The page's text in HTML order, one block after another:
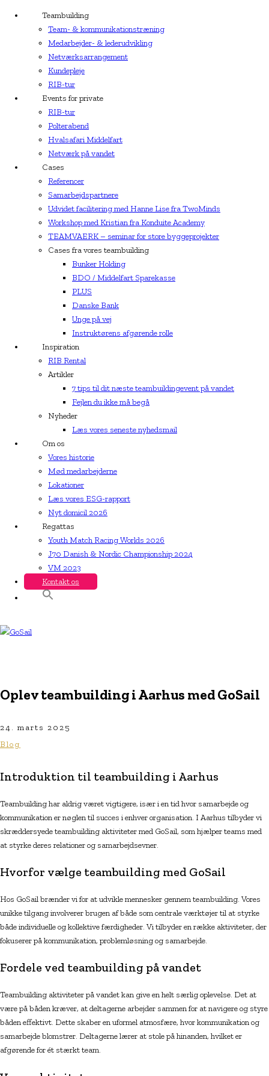
Teambuilding
Team- & kommunikationstræning
Medarbejder- & lederudvikling
Netværksarrangement
Kundepleje
RIB-tur
Events for private
RIB-tur
Polterabend
Hvalsafari Middelfart
Netværk på vandet
Cases
Referencer
Samarbejdspartnere
Udvidet facilitering med Hanne Lise fra TwoMinds
Workshop med Kristian fra Konduite Academy
TEAMVAERK – seminar for store byggeprojekter
Cases fra vores teambuilding
Bunker Holding
BDO / Middelfart Sparekasse
PLUS
Danske Bank
Unge på vej
Instruktørens afgørende rolle
Inspiration
RIB Rental
Artikler
7 tips til dit næste teambuildingevent på vandet
Fejlen du ikke må begå
Nyheder
Læs vores seneste nyhedsmail
Om os
Vores historie
Mød medarbejderne
Lokationer
Læs vores ESG-rapport
Nyt domicil 2026
Regattas
Youth Match Racing Worlds 2026
J70 Danish & Nordic Championship 2024
VM 2023
Kontakt os
Oplev teambuilding i Aarhus med GoSail
24. marts 2025
Blog
Introduktion til teambuilding i Aarhus
Teambuilding har aldrig været vigtigere, især i en tid hvor samarbejde og
kommunikation er nøglen til succes i enhver organisation. I Aarhus tilbyder vi
skræddersyede teambuilding aktiviteter med GoSail, som hjælper teams med
at styrke deres relationer og samarbejdsevner.
Hvorfor vælge teambuilding med GoSail
Hos GoSail brænder vi for at udvikle mennesker gennem teambuilding. Vores
unikke tilgang involverer brugen af både som centrale værktøjer til at styrke
både individuelle og kollektive færdigheder. Vi tilbyder en række aktiviteter, der
fokuserer på kommunikation, problemløsning og samarbejde.
Fordele ved teambuilding på vandet
Teambuilding aktiviteter på vandet kan give en helt særlig oplevelse. Det at
være på båden kræver, at deltagerne arbejder sammen for at navigere og styre
båden effektivt. Dette skaber en uformel atmosfære, hvor kommunikation og
samarbejde blomstrer. Deltagerne lærer at stole på hinanden, hvilket er
afgørende for ét stærkt team.